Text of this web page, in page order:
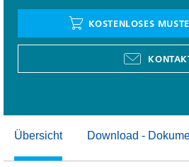
KOSTENLOSES
Übersicht Download -